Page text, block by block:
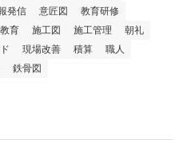
発信 意匠図
教育研修
育 施工図 施工管理
朝礼
現場改善 積算
職人
鉄骨図